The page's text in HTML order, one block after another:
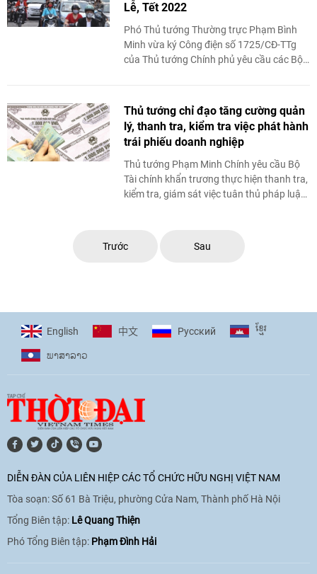
Lễ, Tết 2022
Phó Thủ tướng Thường trực Phạm Bình
Minh vừa ký Công điện số 1725/CĐ-TTg
của Thủ tướng Chính phủ yêu cầu các Bộ
Thủ tướng chỉ đạo tăng cường quản
lý, thanh tra, kiểm tra việc phát hành
trái phiếu doanh nghiệp
Thủ tướng Phạm Minh Chính yêu cầu Bộ
Tài chính khẩn trương thực hiện thanh tra,
kiểm tra, giám sát việc tuân thủ pháp luật
Trước
Sau
English 中文 Pусский ខ្មែរ
ພາ​ສາ​ລາວ
DIỄN ĐÀN CỦA LIÊN HIỆP CÁC TỔ CHỨC HỮU NGHỊ VIỆT NAM
Tòa soạn: Số 61 Bà Triệu, phường Cửa Nam, Thành phố Hà Nội
Tổng Biên tập: Lê Quang Thiện
Phó Tổng Biên tập: Phạm Đình Hải